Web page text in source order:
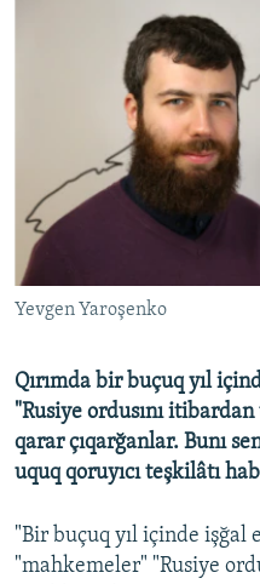
Русский
Українською
QOŞULIÑIZ!
RFE/RS bütün saytları
Yevgen Yaroşenko
Qırımda bir buçuq yıl
"Rusiye ordusını
qarar çıqarğanlar. Bunı
uquq qoruyıcı teşkilâtı
"Bir buçuq yıl içinde işğal
"mahkemeler" "Rusiye